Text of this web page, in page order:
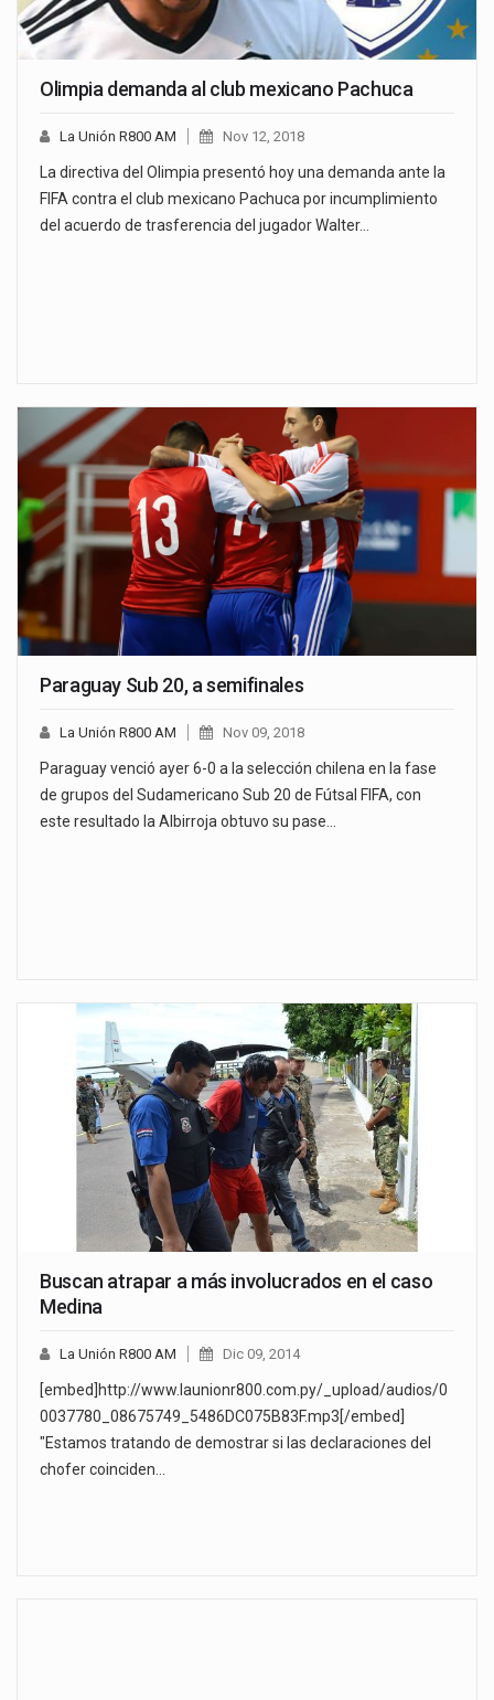
Olimpia demanda al club mexicano Pachuca
La Unión R800 AM Nov 12, 2018
La directiva del Olimpia presentó hoy una demanda ante la
FIFA contra el club mexicano Pachuca por incumplimiento
del acuerdo de trasferencia del jugador Walter…
Paraguay Sub 20, a semifinales
La Unión R800 AM Nov 09, 2018
Paraguay venció ayer 6-0 a la selección chilena en la fase
de grupos del Sudamericano Sub 20 de Fútsal FIFA, con
este resultado la Albirroja obtuvo su pase…
Buscan atrapar a más involucrados en el caso
Medina
La Unión R800 AM Dic 09, 2014
[embed]http://www.launionr800.com.py/_upload/audios/0
0037780_08675749_5486DC075B83F.mp3[/embed]
"Estamos tratando de demostrar si las declaraciones del
chofer coinciden…